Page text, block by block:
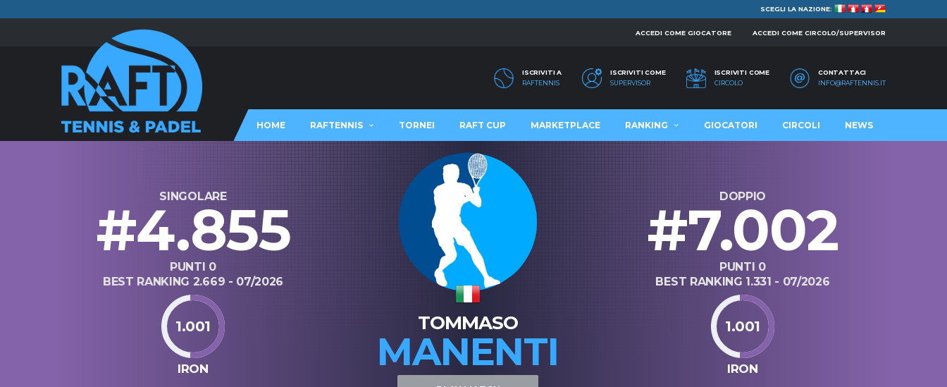
SCEGLI LA NAZIONE:
ACCEDI COME GIOCATORE ACCEDI COME CIRCOLO/SUPERVISOR
ISCRIVITI A
RAFTENNIS
ISCRIVITI COME
SUPERVISOR
ISCRIVITI COME
CIRCOLO
CONTATTACI
INFO@RAFTENNIS.IT
HOME RAFTENNIS TORNEI RAFT CUP MARKETPLACE RANKING GIOCATORI CIRCOLI NEWS
SINGOLARE
#4.855
PUNTI 0
BEST RANKING 2.669 - 07/2026
1.001
IRON
TOMMASO
MANENTI
DOPPIO
#7.002
PUNTI 0
BEST RANKING 1.331 - 07/2026
1.001
IRON